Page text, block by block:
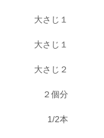
大さじ１
大さじ１
大さじ２
２個分
1/2本